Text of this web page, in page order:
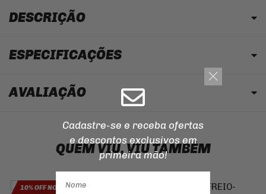
DESCRIÇÃO
ESPECIFICAÇÕES
AVALIAÇÃO
QUEM VIU, VIU TAMBÉM
10% OFF NO PIX
Cadastre-se e receba ofertas
e descontos exclusivos em
primeira mão!